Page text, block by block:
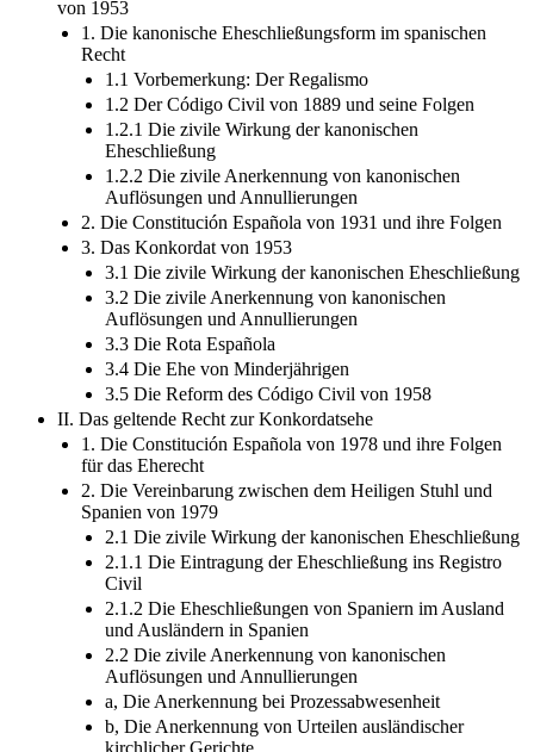
von 1953
1. Die kanonische Eheschließungsform im spanischen
Recht
1.1 Vorbemerkung: Der Regalismo
1.2 Der Código Civil von 1889 und seine Folgen
1.2.1 Die zivile Wirkung der kanonischen
Eheschließung
1.2.2 Die zivile Anerkennung von kanonischen
Auflösungen und Annullierungen
2. Die Constitución Española von 1931 und ihre Folgen
3. Das Konkordat von 1953
3.1 Die zivile Wirkung der kanonischen Eheschließung
3.2 Die zivile Anerkennung von kanonischen
Auflösungen und Annullierungen
3.3 Die Rota Española
3.4 Die Ehe von Minderjährigen
3.5 Die Reform des Código Civil von 1958
II. Das geltende Recht zur Konkordatsehe
1. Die Constitución Española von 1978 und ihre Folgen
für das Eherecht
2. Die Vereinbarung zwischen dem Heiligen Stuhl und
Spanien von 1979
2.1 Die zivile Wirkung der kanonischen Eheschließung
2.1.1 Die Eintragung der Eheschließung ins Registro
Civil
2.1.2 Die Eheschließungen von Spaniern im Ausland
und Ausländern in Spanien
2.2 Die zivile Anerkennung von kanonischen
Auflösungen und Annullierungen
a, Die Anerkennung bei Prozessabwesenheit
b, Die Anerkennung von Urteilen ausländischer
kirchlicher Gerichte